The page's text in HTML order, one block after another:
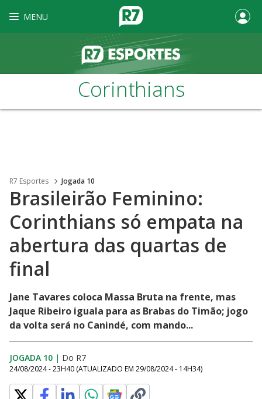
MENU
Corinthians
R7 Esportes Jogada 10
Brasileirão Feminino:
Corinthians só empata na
abertura das quartas de
final
Jane Tavares coloca Massa Bruta na frente, mas
Jaque Ribeiro iguala para as Brabas do Timão; jogo
da volta será no Canindé, com mando...
JOGADA 10 | Do R7
24/08/2024 - 23H40 (ATUALIZADO EM 29/08/2024 - 14H34)